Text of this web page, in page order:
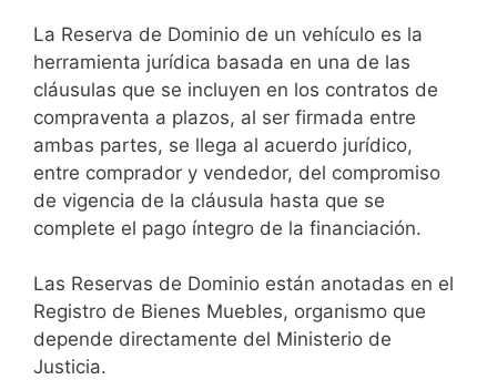
La Reserva de Dominio de un vehículo es la
herramienta jurídica basada en una de las
cláusulas que se incluyen en los contratos de
compraventa a plazos, al ser firmada entre
ambas partes, se llega al acuerdo jurídico,
entre comprador y vendedor, del compromiso
de vigencia de la cláusula hasta que se
complete el pago íntegro de la financiación.
Las Reservas de Dominio están anotadas en el
Registro de Bienes Muebles, organismo que
depende directamente del Ministerio de
Justicia.